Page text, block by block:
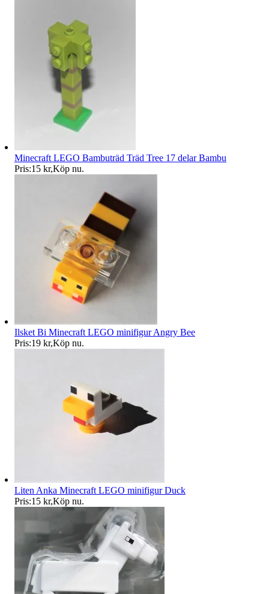
Minecraft LEGO Bambuträd Träd Tree 17 delar Bambu
Pris:15 kr,Köp nu.
Ilsket Bi Minecraft LEGO minifigur Angry Bee
Pris:19 kr,Köp nu.
Liten Anka Minecraft LEGO minifigur Duck
Pris:15 kr,Köp nu.